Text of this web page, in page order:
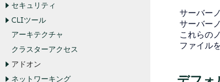
セキュリティ
CLIツール
アーキテクチャ
クラスターアクセス
アドオン
ネットワーキング
サーバー
サーバー
これらの
ファイル